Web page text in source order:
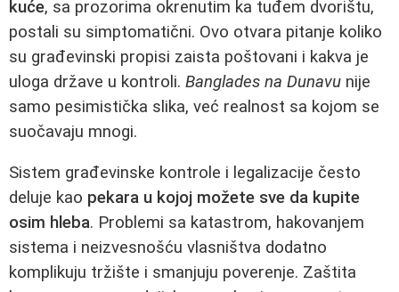
kuće, sa prozorima okrenutim ka tuđem dvorištu,
postali su simptomatični. Ovo otvara pitanje koliko
su građevinski propisi zaista poštovani i kakva je
uloga države u kontroli. Banglades na Dunavu nije
samo pesimistička slika, već realnost sa kojom se
suočavaju mnogi.
Sistem građevinske kontrole i legalizacije često
deluje kao pekara u kojoj možete sve da kupite
osim hleba. Problemi sa katastrom, hakovanjem
sistema i neizvesnošću vlasništva dodatno
komplikuju tržište i smanjuju poverenje. Zaštita